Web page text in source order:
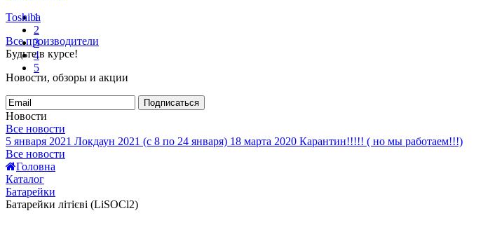
1
2
3
4
5
Toshiba
Все производители
Будьте в курсе!
Новости, обзоры и акции
Подписаться
Новости
Все новости
5 января 2021 Локдаун 2021 (с 8 по 24 января) 18 марта 2020 Карантин!!!!! ( но мы работаем!!!)
Все новости
Головна
Каталог
Батарейки
Батарейки літієві (LiSOCl2)